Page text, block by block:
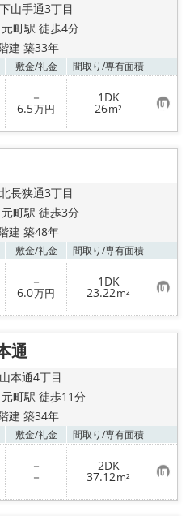
山手通3丁目
町駅 徒歩4分
建 築33年
敷金/礼金 間取り/専有面積
－
6.5万円
1DK
26m² お
気
に
り
長狭通3丁目
町駅 徒歩3分
建 築48年
敷金/礼金 間取り/専有面積
－
6.0万円
1DK
23.22m² お
気
に
り
通
本通4丁目
町駅 徒歩11分
建 築34年
敷金/礼金 間取り/専有面積
－
－
2DK
37.12m² お
気
に